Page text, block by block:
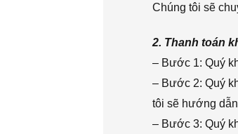
Chúng tôi sẽ
2. Thanh toán
– Bước 1: Quý
– Bước 2: Quý
tôi sẽ hướng
– Bước 3: Quý